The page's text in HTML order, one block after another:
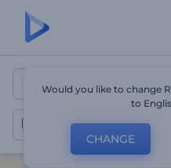
Online-
Intros und Logos
Would you like to change
to
CHANGE